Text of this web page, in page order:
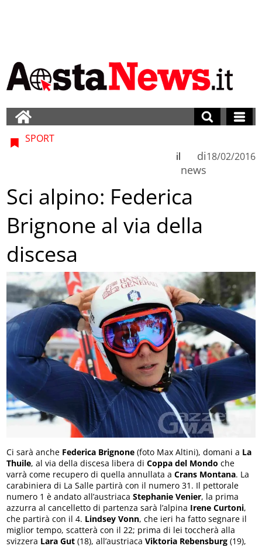
SPORT
di
news
il 18/02/2016
Sci alpino: Federica
Brignone al via della
discesa
Ci sarà anche Federica Brignone (foto Max Altini), domani a La
Thuile, al via della discesa libera diCoppa del Mondo che
varrà come recupero di quella annullata aCrans Montana. La
carabiniera di La Salle partirà con il numero 31. Il pettorale
numero 1 è andato all’austriacaStephanie Venier, la prima
azzurra al cancelletto di partenza sarà l’alpina Irene Curtoni,
che partirà con il 4. Lindsey Vonn, che ieri ha fatto segnare il
miglior tempo, scatterà con il 22; prima di lei toccherà alla
svizzera Lara Gut (18), all’austriacaViktoria Rebensburg (19),